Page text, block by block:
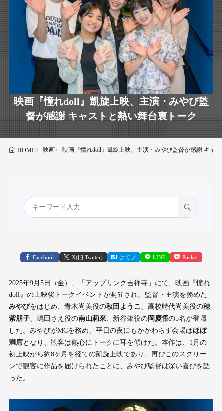
映画『憧れdoll』凱旋上映、主演・みやび監
督が感謝 キャストと熱い舞台裏トーク
HOME 映画 映画『憧れdoll』凱旋上映、主演・みやび監督が感謝 キャ
Facebook X(旧:Twitter) はてブ LINE Pocket
2025年9月5日（金）、「アップリンク吉祥寺」にて、映画『憧れ
doll』の上映後トークイベントが開催され、監督・主演を務めた
みやびをはじめ、青木尚美役の秋田ようこ 、高校時代尚美役の穂
紫朋子、嶋田さえ役の南山莉來、新谷肇役の岡慶悟の5名が登壇
した。みやびがMCを務め、平日の夜にもかかわらず会場はほぼ
満席となり、観客は熱心にトークに耳を傾けた。本作は、1月の
初上映から約8ヶ月を経ての凱旋上映であり、再びこのスクリー
ンで観客に作品を届けられたことに、みやび監督は深い喜びを語
った。